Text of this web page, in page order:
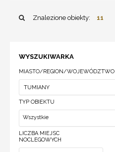
Znalezione obiekty: 11
WYSZUKIWARKA
MIASTO/REGION/WOJEWÓDZTWO
TYP OBIEKTU
Wszystkie
LICZBA MIEJSC
NOCLEGOWYCH